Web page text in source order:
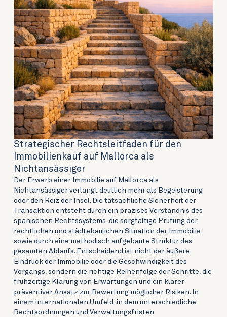
Strategischer Rechtsleitfaden für den
Immobilienkauf auf Mallorca als
Nichtansässiger
Der Erwerb einer Immobilie auf Mallorca als
Nichtansässiger verlangt deutlich mehr als Begeisterung
oder den Reiz der Insel. Die tatsächliche Sicherheit der
Transaktion entsteht durch ein präzises Verständnis des
spanischen Rechtssystems, die sorgfältige Prüfung der
rechtlichen und städtebaulichen Situation der Immobilie
sowie durch eine methodisch aufgebaute Struktur des
gesamten Ablaufs. Entscheidend ist nicht der äußere
Eindruck der Immobilie oder die Geschwindigkeit des
Vorgangs, sondern die richtige Reihenfolge der Schritte, die
frühzeitige Klärung von Erwartungen und ein klarer
präventiver Ansatz zur Bewertung möglicher Risiken. In
einem internationalen Umfeld, in dem unterschiedliche
Rechtsordnungen und Verwaltungsfristen